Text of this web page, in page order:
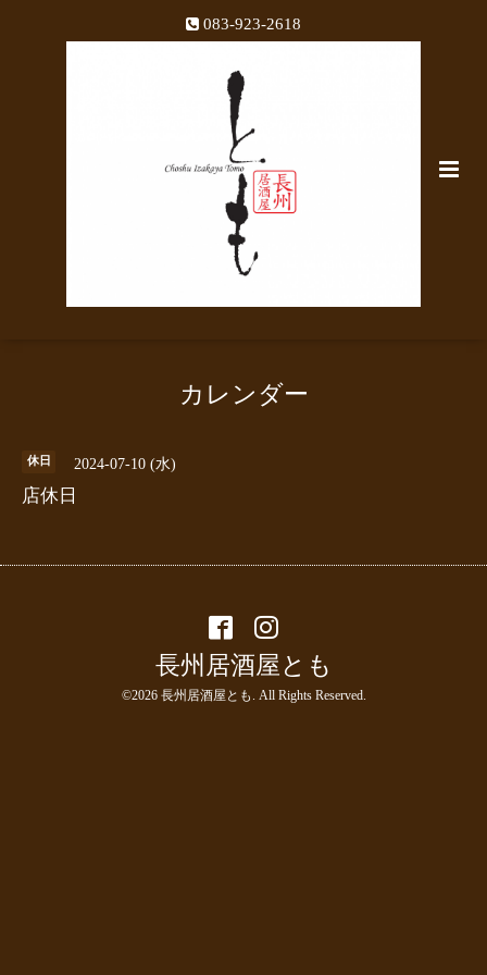
083-923-2618
カレンダー
休日 2024-07-10 (水)
店休日
長州居酒屋とも
©2026 長州居酒屋とも . All Rights Reserved.